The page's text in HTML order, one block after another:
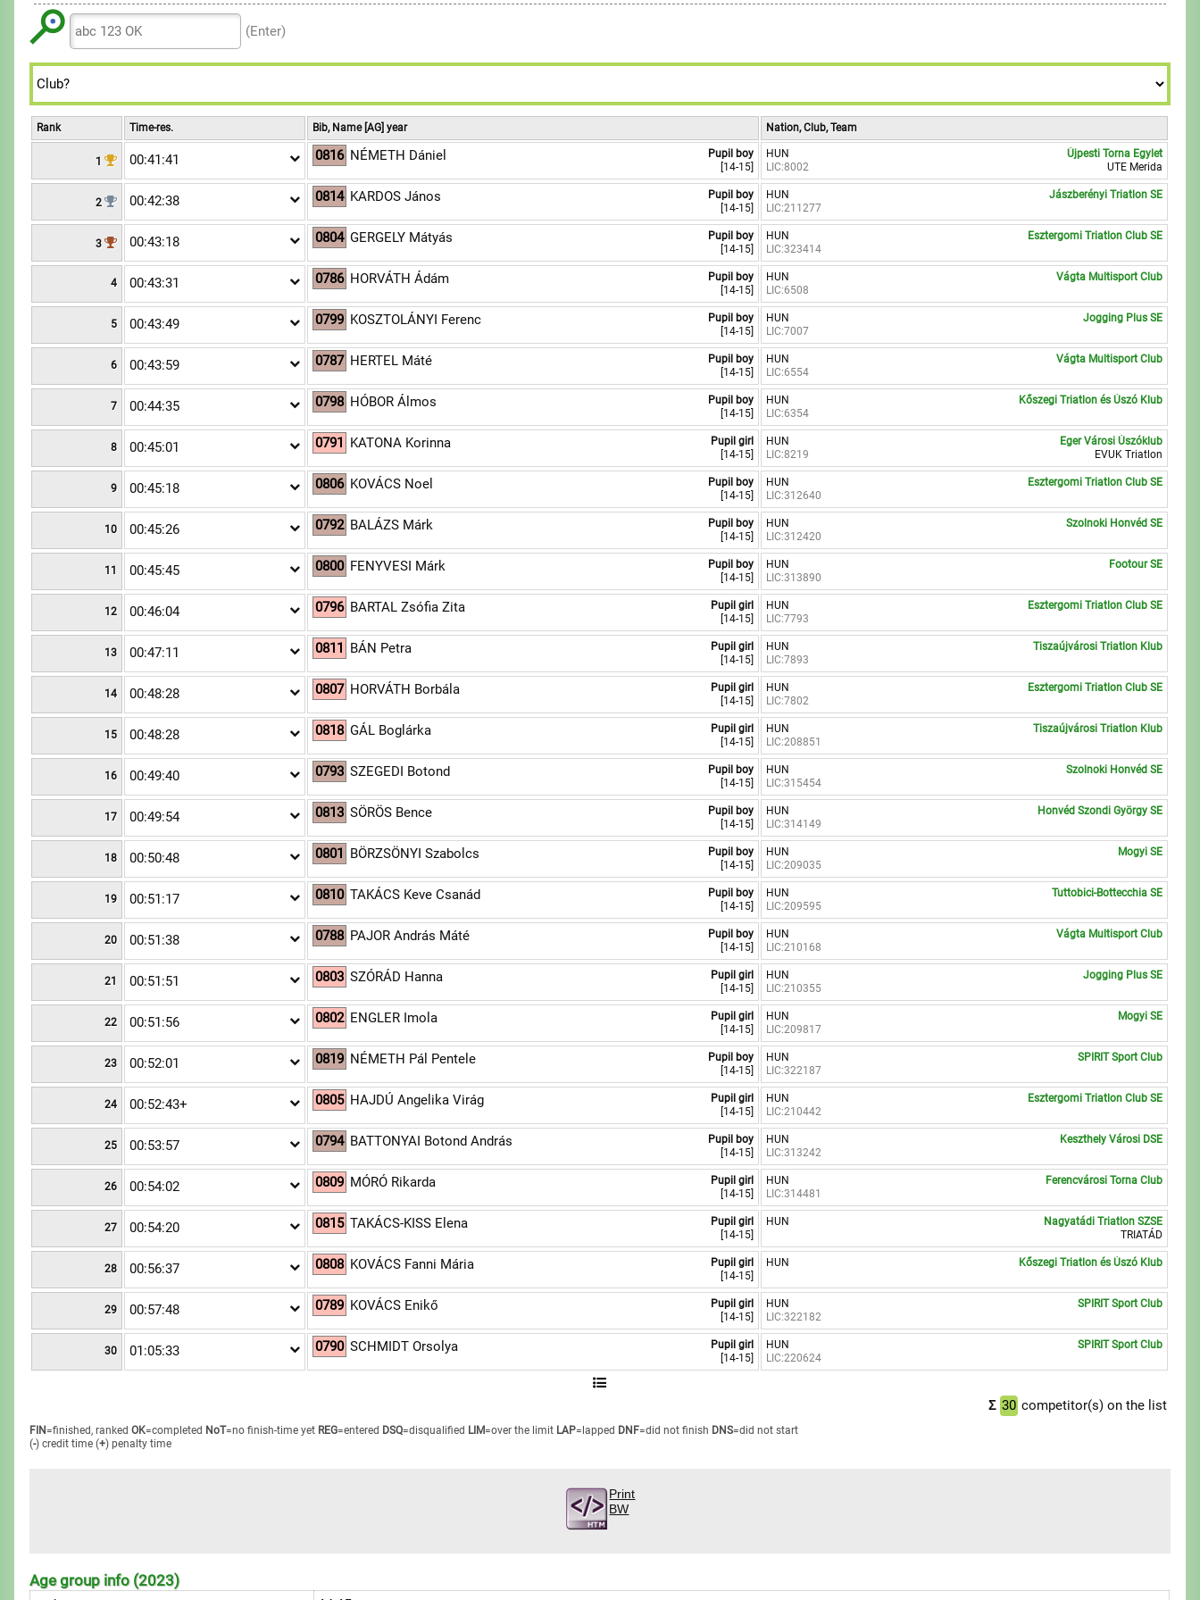
6
8
6
8
9 6
8
7
9
(Enter)
Rank Time-res. Bib, Name [AG] year Nation, Club, Team
1 00:41:41 0816
Pupil boy
[14-15]
NÉMETH Dániel
HUN
LIC:8002
Újpesti Torna Egylet
UTE Merida
2 00:42:38 0814
Pupil boy
[14-15]
KARDOS János
HUN
LIC:211277
Jászberényi Triatlon SE
3 00:43:18 0804
Pupil boy
[14-15]
GERGELY Mátyás
HUN
LIC:323414
Esztergomi Triatlon Club SE
4 00:43:31 0786
Pupil boy
[14-15]
HORVÁTH Ádám
HUN
LIC:6508
Vágta Multisport Club
5 00:43:49 0799
Pupil boy
[14-15]
KOSZTOLÁNYI Ferenc
HUN
LIC:7007
Jogging Plus SE
6 00:43:59 0787
Pupil boy
[14-15]
HERTEL Máté
HUN
LIC:6554
Vágta Multisport Club
7 00:44:35 0798
Pupil boy
[14-15]
HÓBOR Álmos
HUN
LIC:6354
Kőszegi Triatlon és Úszó Klub
8 00:45:01 0791
Pupil girl
[14-15]
KATONA Korinna
HUN
LIC:8219
Eger Városi Úszóklub
EVUK Triatlon
9 00:45:18 0806
Pupil boy
[14-15]
KOVÁCS Noel
HUN
LIC:312640
Esztergomi Triatlon Club SE
10 00:45:26 0792
Pupil boy
[14-15]
BALÁZS Márk
HUN
LIC:312420
Szolnoki Honvéd SE
11 00:45:45 0800
Pupil boy
[14-15]
FENYVESI Márk
HUN
LIC:313890
Footour SE
12 00:46:04 0796
Pupil girl
[14-15]
BARTAL Zsófia Zita
HUN
LIC:7793
Esztergomi Triatlon Club SE
13 00:47:11 0811
Pupil girl
[14-15]
BÁN Petra
HUN
LIC:7893
Tiszaújvárosi Triatlon Klub
14 00:48:28 0807
Pupil girl
[14-15]
HORVÁTH Borbála
HUN
LIC:7802
Esztergomi Triatlon Club SE
15 00:48:28 0818
Pupil girl
[14-15]
GÁL Boglárka
HUN
LIC:208851
Tiszaújvárosi Triatlon Klub
16 00:49:40 0793
Pupil boy
[14-15]
SZEGEDI Botond
HUN
LIC:315454
Szolnoki Honvéd SE
17 00:49:54 0813
Pupil boy
[14-15]
SÖRÖS Bence
HUN
LIC:314149
Honvéd Szondi György SE
18 00:50:48 0801
Pupil boy
[14-15]
BÖRZSÖNYI Szabolcs
HUN
LIC:209035
Mogyi SE
19 00:51:17 0810
Pupil boy
[14-15]
TAKÁCS Keve Csanád
HUN
LIC:209595
Tuttobici-Bottecchia SE
20 00:51:38 0788
Pupil boy
[14-15]
PAJOR András Máté
HUN
LIC:210168
Vágta Multisport Club
21 00:51:51 0803
Pupil girl
[14-15]
SZÓRÁD Hanna
HUN
LIC:210355
Jogging Plus SE
22 00:51:56 0802
Pupil girl
[14-15]
ENGLER Imola
HUN
LIC:209817
Mogyi SE
23 00:52:01 0819
Pupil boy
[14-15]
NÉMETH Pál Pentele
HUN
LIC:322187
SPIRIT Sport Club
24 00:52:43+ 0805
Pupil girl
[14-15]
HAJDÚ Angelika Virág
HUN
LIC:210442
Esztergomi Triatlon Club SE
25 00:53:57 0794
Pupil boy
[14-15]
BATTONYAI Botond András
HUN
LIC:313242
Keszthely Városi DSE
26 00:54:02 0809
Pupil girl
[14-15]
MÓRÓ Rikarda
HUN
LIC:314481
Ferencvárosi Torna Club
27 00:54:20 0815
Pupil girl
[14-15]
TAKÁCS-KISS Elena HUN
Nagyatádi Triatlon SZSE
TRIATÁD
28 00:56:37 0808
Pupil girl
[14-15]
KOVÁCS Fanni Mária HUN Kőszegi Triatlon és Úszó Klub
29 00:57:48 0789
Pupil girl
[14-15]
KOVÁCS Enikő
HUN
LIC:322182
SPIRIT Sport Club
30 01:05:33 0790
Pupil girl
[14-15]
SCHMIDT Orsolya
HUN
LIC:220624
SPIRIT Sport Club
Σ 30 competitor(s) on the list
FIN =finished, ranked OK=completed NoT=no finish-time yet REG=entered DSQ=disqualified LIM=over the limit LAP=lapped DNF=did not finish DNS=did not start
(-) credit time (+) penalty time
Print
BW
Age group info (2023)